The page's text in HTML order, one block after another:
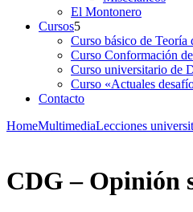
El Montonero
Cursos
Curso básico de
Curso Conformación
Curso universitario de
Curso «Actuales
Contacto
HomeMultimediaLecciones
CDG – Opinión